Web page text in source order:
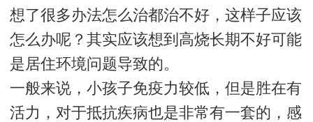
想了很多办法怎么治都治不好，这样子应该
怎么办呢？其实应该想到高烧长期不好可能
是居住环境问题导致的。
一般来说，小孩子免疫力较低，但是胜在有
活力，对于抵抗疾病也是非常有一套的，感